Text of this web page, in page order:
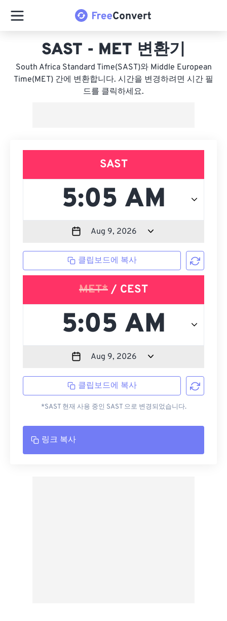
SAST - MET 변환기
South Africa Standard Time(SAST)와 Middle European
Time(MET) 간에 변환합니다. 시간을 변경하려면 시간 필
드를 클릭하세요.
SAST
클립보드에 복사
MET* / CEST
클립보드에 복사
*SAST 현재 사용 중인 SAST 으로 변경되었습니다.
링크 복사